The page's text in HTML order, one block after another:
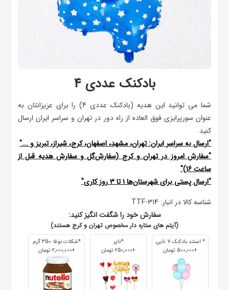
بادکنک عددی 4
شما می توانید این هدیه (بادکنک عددی 4) را برای عزیزانتان به
عنوان سورپرایزی فوق العاده از راه دور در تهران و سراسر ایران ارسال
کنید.
"ارسال به سراسر ایران: تهران، مشهد، اصفهان، کرج، شیراز، تبریز و ..."
"سفارش امروز در تهران و کرج (سفارش‌گل و سفارش هدیه قبل از
ساعت 16)"
"ارسال پستی برای شهرستان‌ها ۱ تا ۳ روز کاری"
شناسه کالا در انبار: TTF-314
سفارش خود را شگفت انگیز کنید:
(آیتم های ستاره دار مخصوص تهران و کرج هستند)
* استند بادکنک 7 تایی
+500٬000 تومان
*تاپر
+250٬000 تومان
*شکلات نوتلا 350 گرم
+2٬000٬000 تومان